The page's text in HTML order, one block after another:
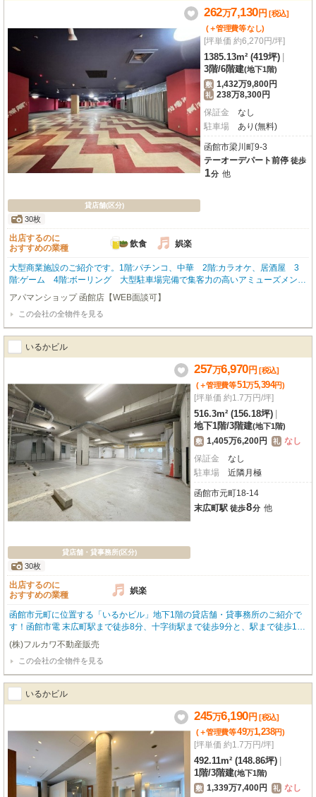
形にしませんか？お気軽にお問い合わせください。※水道が使えない物件です
のでご注意くださいませ（7階の共用部分に給湯室が有ります
貸店舗(区分)
30枚
262万7,130円 [税込]
(＋管理費等なし)
[坪単価 約6,270円/坪]
1385.13m² (419坪)
3階/6階建(地下1階)
敷 1,432万9,800円
礼 238万8,300円
保証金
なし
駐車場
あり(無料)
函館市梁川町9-3
テーオーデパート前停 徒歩
1分 他
出店するのに
おすすめの業種
飲食 娯楽
大型商業施設のご紹介です。1階:パチンコ、中華 2階:カラオケ、居酒屋 3
階:ゲーム 4階:ボーリング 大型駐車場完備で集客力の高いアミューズメント
ビルです。 お問合わせはアパマンショップ函館地域№1の物件取扱数の函館店
0138-46-9300まで☆
アパマンショップ 函館店【WEB面談可】
この会社の全物件を見る
いるかビル
貸店舗・貸事務所(区分)
30枚
257万6,970円 [税込]
(＋管理費等51万5,394円)
[坪単価 約1.7万円/坪]
516.3m² (156.18坪)
地下1階/3階建(地下1階)
敷 1,405万6,200円 礼 なし
保証金
なし
駐車場
近隣月極
函館市元町18-14
末広町駅 徒歩8分 他
出店するのに
おすすめの業種
娯楽
函館市元町に位置する「いるかビル」地下1階の貸店舗・貸事務所のご紹介で
す！函館市電 末広町駅まで徒歩8分、十字街駅まで徒歩9分と、駅まで徒歩10
分圏内でアクセス良好です。広々とした専有面積516.3㎡を誇り、防音室も完
備しているため、アミューズメント施設や音楽関係のイベント業者様にもおす
すめです。エアコン、男女別トイレ、照明器具、給排水設備が整っており、快
適なビジネス空間を実現します。さらに、近隣には月極駐車場が10台分確保さ
れており、お車でのアクセスも便利。歴史と文化が息づく元町で、新たなビジ
ネスを始めてみませんか？まずはお気軽にお問い合わせください！
(株)フルカワ不動産販売
この会社の全物件を見る
いるかビル
245万6,190円 [税込]
(＋管理費等49万1,238円)
[坪単価 約1.7万円/坪]
492.11m² (148.86坪)
1階/3階建(地下1階)
敷 1,339万7,400円 礼 なし